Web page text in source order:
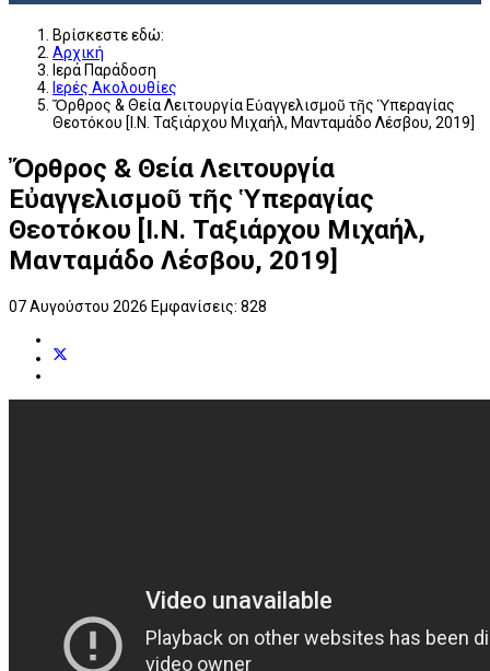
Βρίσκεστε εδώ:
Αρχική
Ιερά Παράδοση
Ιερές Ακολουθίες
Ὄρθρος & Θεία Λειτουργία Εὐαγγελισμοῦ τῆς Ὑπεραγίας
Θεοτόκου [Ι.Ν. Ταξιάρχου Μιχαήλ, Μανταμάδο Λέσβου, 2019]
Ὄρθρος & Θεία Λειτουργία
Εὐαγγελισμοῦ τῆς Ὑπεραγίας
Θεοτόκου [Ι.Ν. Ταξιάρχου Μιχαήλ,
Μανταμάδο Λέσβου, 2019]
07 Αυγούστου 2026 Εμφανίσεις: 828